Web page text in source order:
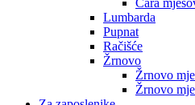
Lumbarda
Pupnat
Račišće
Žrnovo
Žrnovo
Žrnovo